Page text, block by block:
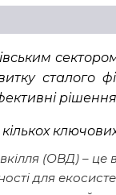
сталого
(ОВД) – це
для